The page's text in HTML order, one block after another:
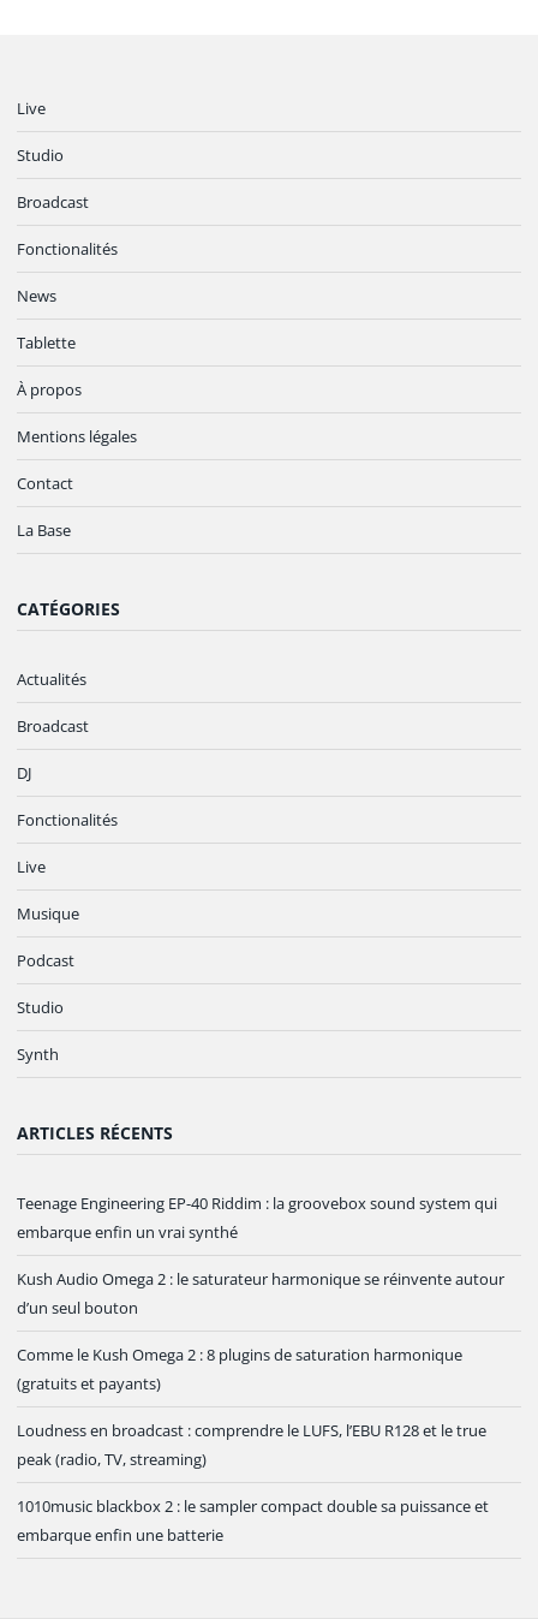
Live
Studio
Broadcast
Fonctionalités
News
Tablette
À propos
Mentions légales
Contact
La Base
CATÉGORIES
Actualités
Broadcast
DJ
Fonctionalités
Live
Musique
Podcast
Studio
Synth
ARTICLES RÉCENTS
Teenage Engineering EP-40 Riddim : la groovebox sound system qui
embarque enfin un vrai synthé
Kush Audio Omega 2 : le saturateur harmonique se réinvente autour
d’un seul bouton
Comme le Kush Omega 2 : 8 plugins de saturation harmonique
(gratuits et payants)
Loudness en broadcast : comprendre le LUFS, l’EBU R128 et le true
peak (radio, TV, streaming)
1010music blackbox 2 : le sampler compact double sa puissance et
embarque enfin une batterie